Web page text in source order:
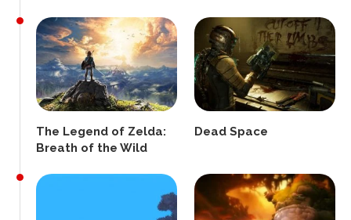
The Legend of Zelda:
Breath of the Wild
Dead Space